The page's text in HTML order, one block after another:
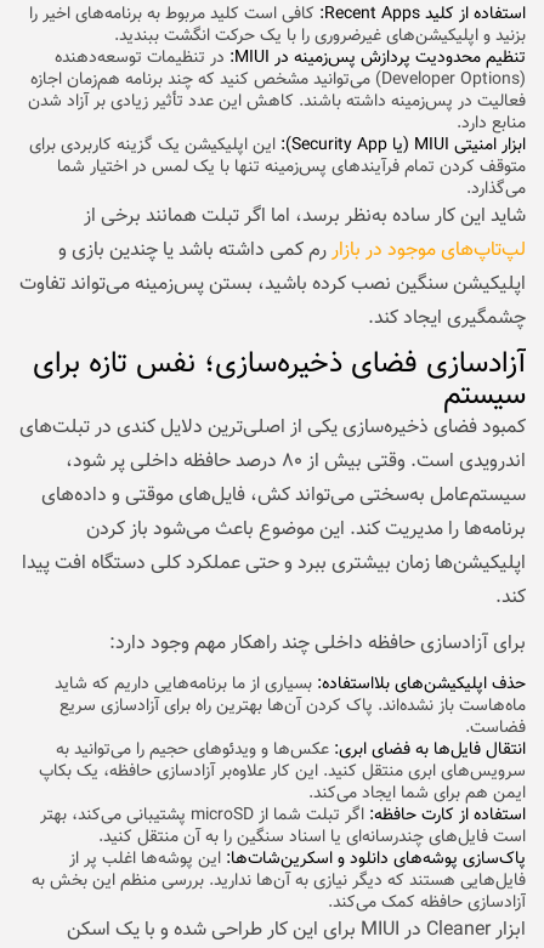
استفاده از کلید Recent Apps:
کافی است کلید مربوط به برنامه‌های اخیر را
بزنید و اپلیکیشن‌های غیرضروری را با یک حرکت انگشت ببندید.
تنظیم محدودیت پردازش پس‌زمینه در MIUI:
در تنظیمات توسعه‌دهنده
(Developer Options) می‌توانید مشخص کنید که چند برنامه هم‌زمان اجازه
فعالیت در پس‌زمینه داشته باشند. کاهش این عدد تأثیر زیادی بر آزاد شدن
منابع دارد.
ابزار امنیتی MIUI (یا Security App):
این اپلیکیشن یک گزینه کاربردی برای
متوقف کردن تمام فرآیندهای پس‌زمینه تنها با یک لمس در اختیار شما
می‌گذارد.
شاید این کار ساده به‌نظر برسد، اما اگر تبلت همانند برخی از
لپ‌تاپ‌های موجود در بازاررم کمی داشته باشد یا چندین بازی و
اپلیکیشن سنگین نصب کرده باشید، بستن پس‌زمینه می‌تواند تفاوت
چشمگیری ایجاد کند.
آزادسازی فضای ذخیره‌سازی؛ نفس تازه برای
سیستم
کمبود فضای ذخیره‌سازی یکی از اصلی‌ترین دلایل کندی در تبلت‌های
اندرویدی است. وقتی بیش از ۸۰ درصد حافظه داخلی پر شود،
سیستم‌عامل به‌سختی می‌تواند کش، فایل‌های موقتی و داده‌های
برنامه‌ها را مدیریت کند. این موضوع باعث می‌شود باز کردن
اپلیکیشن‌ها زمان بیشتری ببرد و حتی عملکرد کلی دستگاه افت پیدا
کند.
برای آزادسازی حافظه داخلی چند راهکار مهم وجود دارد:
حذف اپلیکیشن‌های بلااستفاده: بسیاری از ما برنامه‌هایی داریم که شاید
ماه‌هاست باز نشده‌اند. پاک کردن آن‌ها بهترین راه برای آزادسازی سریع
فضاست.
انتقال فایل‌ها به فضای ابری: عکس‌ها و ویدئوهای حجیم را می‌توانید به
سرویس‌های ابری منتقل کنید. این کار علاوه‌بر آزادسازی حافظه، یک بکاپ
ایمن هم برای شما ایجاد می‌کند.
استفاده از کارت حافظه:
اگر تبلت شما از microSD پشتیبانی می‌کند، بهتر
است فایل‌های چندرسانه‌ای یا اسناد سنگین را به آن منتقل کنید.
پاک‌سازی پوشه‌های دانلود و اسکرین‌شات‌ها: این پوشه‌ها اغلب پر از
فایل‌هایی هستند که دیگر نیازی به آن‌ها ندارید. بررسی منظم این بخش به
آزادسازی حافظه کمک می‌کند.
ابزار Cleaner در MIUI برای این کار طراحی شده و با یک اسکن